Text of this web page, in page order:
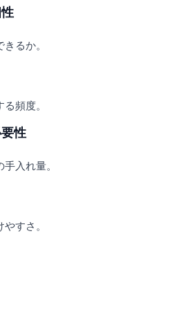
るか。
頻度。
性
入れ量。
すさ。